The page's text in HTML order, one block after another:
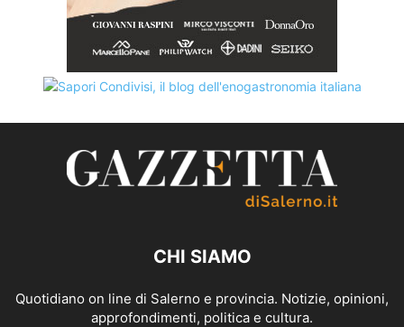
CHI SIAMO
Quotidiano on line di Salerno e provincia. Notizie, opinioni,
approfondimenti, politica e cultura.